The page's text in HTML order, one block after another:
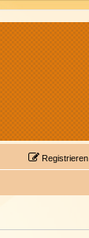
Registrieren